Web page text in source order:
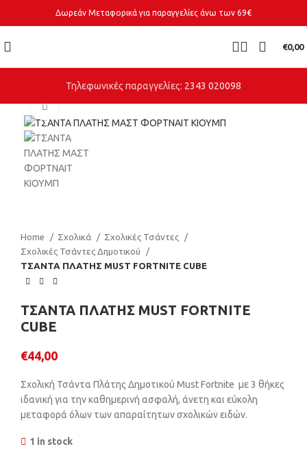
Δωρεάν Μεταφορικά για παραγγελίες άνω των 69€
€0,00
Τηλεφωνικές παραγγελίες: 2343 020098
Click to enlarge
Home Σχολικά
Σχολικές Τσάντες
Σχολικές Τσάντες Δημοτικού
ΤΣΑΝΤΑ ΠΛΑΤΗΣ MUST FORTNITE CUBE
ΤΣΑΝΤΑ ΠΛΑΤΗΣ MUST FORTNITE
CUBE
€44,00
Σχολική Τσάντα Πλάτης Δημοτικού Must Fortnite με 3 θήκες
ιδανική για την καθημερινή ασφαλή, άνετη και εύκολη
μεταφορά όλων των απαραίτητων σχολικών ειδών.
1 in stock